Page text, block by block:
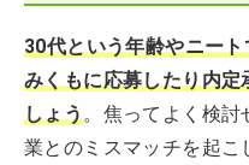
30代という年齢やニー
みくもに応募したり内定
しょう 。焦ってよく検討
業とのミスマッチを起こ